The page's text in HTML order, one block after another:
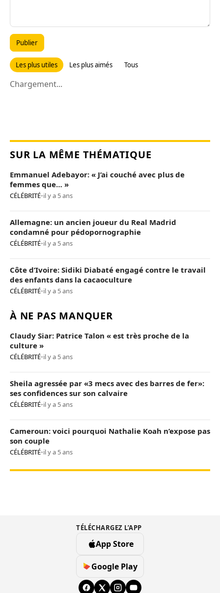
Publier
Les plus utiles Les plus aimés Tous
Chargement...
SUR LA MÊME THÉMATIQUE
Emmanuel Adebayor: « J’ai couché avec plus de
femmes que… »
CÉLÉBRITÉ•il y a 5 ans
Allemagne: un ancien joueur du Real Madrid
condamné pour pédopornographie
CÉLÉBRITÉ•il y a 5 ans
Côte d’Ivoire: Sidiki Diabaté engagé contre le travail
des enfants dans la cacaoculture
CÉLÉBRITÉ•il y a 5 ans
À NE PAS MANQUER
Claudy Siar: Patrice Talon « est très proche de la
culture »
CÉLÉBRITÉ•il y a 5 ans
Sheila agressée par «3 mecs avec des barres de fer»:
ses confidences sur son calvaire
CÉLÉBRITÉ•il y a 5 ans
Cameroun: voici pourquoi Nathalie Koah n’expose pas
son couple
CÉLÉBRITÉ•il y a 5 ans
TÉLÉCHARGEZ L’APP
App Store
Google Play